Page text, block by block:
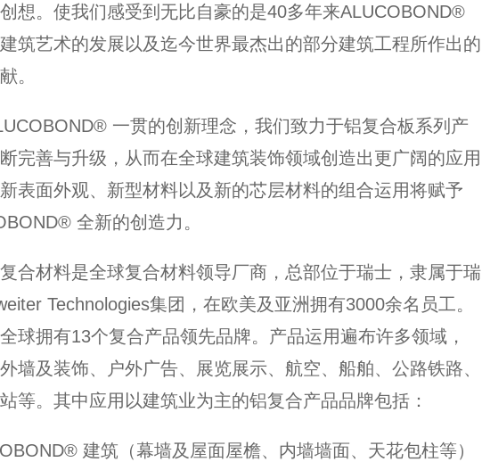
想。使我们感受到无比自豪的是40多年来ALUCOBOND®
筑艺术的发展以及迄今世界最杰出的部分建筑工程所作出的
。
一贯的创新理念，我们致力于铝复合板系列产
完善与升级，从而在全球建筑装饰领域创造出更广阔的应用
表面外观、新型材料以及新的芯层材料的组合运用将赋予
全新的创造力。
合材料是全球复合材料领导厂商，总部位于瑞士，隶属于瑞
Technologies集团，在欧美及亚洲拥有3000余名员工。
球拥有13个复合产品领先品牌。产品运用遍布许多领域，
墙及装饰、户外广告、展览展示、航空、船舶、公路铁路、
等。其中应用以建筑业为主的铝复合产品品牌包括：
建筑（幕墙及屋面屋檐、内墙墙面、天花包柱等）